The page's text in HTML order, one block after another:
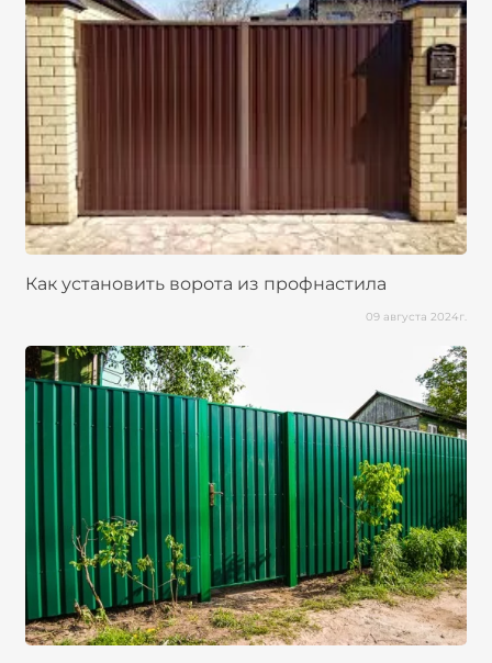
Как установить ворота из профнастила
09 августа 2024г.